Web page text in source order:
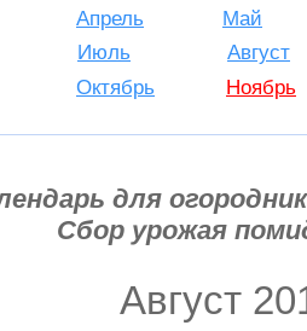
Апрель
Май
Июль
Август
Октябрь
Ноябрь
для
Сбор урожая
Август